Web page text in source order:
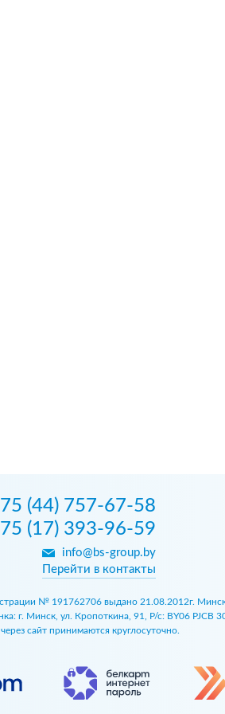
(44) 757-67-58
(17) 393-96-59
info@bs-group.by
Перейти в контакты
№ 191762706 выдано 21.08.2012г.
г. Минск, ул. Кропоткина, 91, Р/с: BY06 PJCB
сайт принимаются круглосуточно.